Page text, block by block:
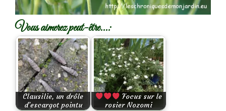
Vous aimerez peut-être...:
Clausilie, un drôle
d’escargot pointu
Focus sur le
rosier Nozomi